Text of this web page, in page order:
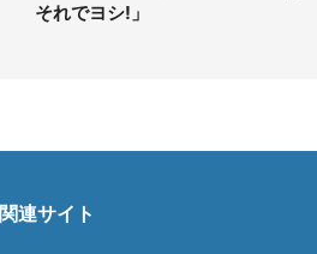
それでヨシ!」
関連サイト